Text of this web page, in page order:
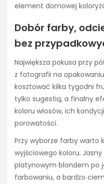
element domowej
Dobór farby,
bez
Największa pokusa przy
z fotografii na
kosztować kilka tygodni
tylko sugestią, a finalny
koloru włosów, ich
porowatości.
Przy wyborze farby warto
wyjściowego koloru.
platynowym blondem po
farbowaniu, a bardzo